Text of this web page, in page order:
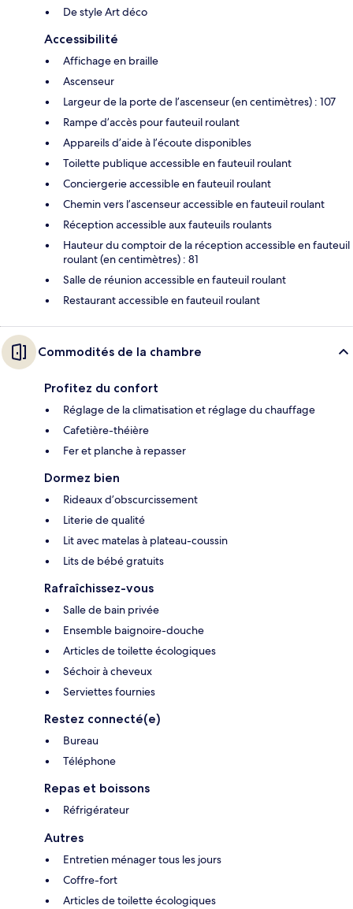
De style Art déco
Accessibilité
Affichage en braille
Ascenseur
Largeur de la porte de l’ascenseur (en centimètres) : 107
Rampe d’accès pour fauteuil roulant
Appareils d’aide à l’écoute disponibles
Toilette publique accessible en fauteuil roulant
Conciergerie accessible en fauteuil roulant
Chemin vers l’ascenseur accessible en fauteuil roulant
Réception accessible aux fauteuils roulants
Hauteur du comptoir de la réception accessible en fauteuil
roulant (en centimètres) : 81
Salle de réunion accessible en fauteuil roulant
Restaurant accessible en fauteuil roulant
Commodités de la chambre
Profitez du confort
Réglage de la climatisation et réglage du chauffage
Cafetière-théière
Fer et planche à repasser
Dormez bien
Rideaux d’obscurcissement
Literie de qualité
Lit avec matelas à plateau-coussin
Lits de bébé gratuits
Rafraîchissez-vous
Salle de bain privée
Ensemble baignoire-douche
Articles de toilette écologiques
Séchoir à cheveux
Serviettes fournies
Restez connecté(e)
Bureau
Téléphone
Repas et boissons
Réfrigérateur
Autres
Entretien ménager tous les jours
Coffre-fort
Articles de toilette écologiques